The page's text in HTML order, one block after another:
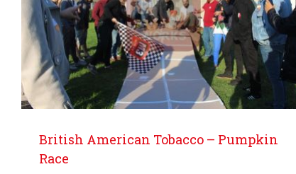
British American Tobacco – Pumpkin
Race